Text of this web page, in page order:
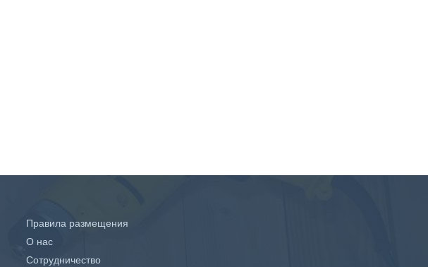
Правила размещения
О нас
Сотрудничество